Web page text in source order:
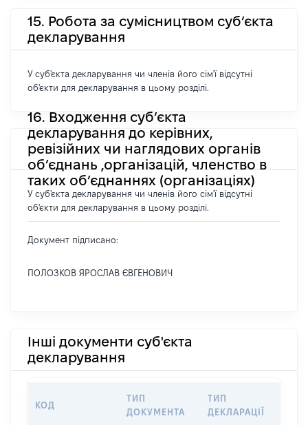
15. Робота за сумісництвом суб’єкта
декларування
У суб'єкта декларування чи членів його сім'ї відсутні
об'єкти для декларування в цьому розділі.
16. Входження суб’єкта
декларування до керівних,
ревізійних чи наглядових органів
об’єднань ,організацій, членство в
таких об’єднаннях (організаціях)
У суб'єкта декларування чи членів його сім'ї відсутні
об'єкти для декларування в цьому розділі.
Документ підписано:
ПОЛОЗКОВ ЯРОСЛАВ ЄВГЕНОВИЧ
Інші документи суб'єкта
декларування
КОД
ТИП
ДОКУМЕНТА
ТИП
ДЕКЛАРАЦІЇ